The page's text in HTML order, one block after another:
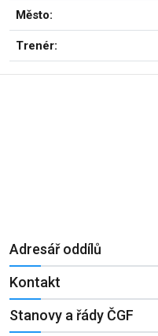
Město:
Trenér:
Adresář oddílů
Kontakt
Stanovy a řády ČGF